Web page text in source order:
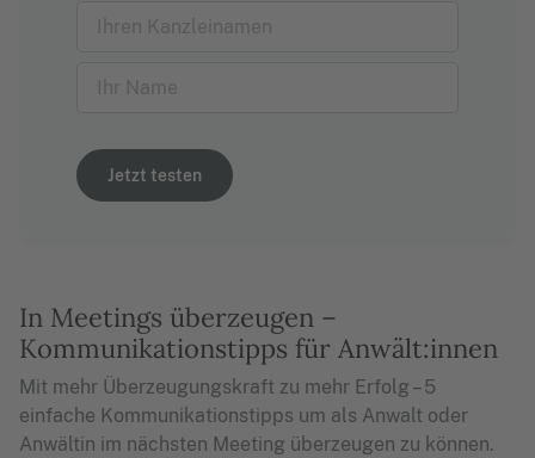
Jetzt testen
In Meetings überzeugen –
Kommunikationstipps für Anwält:innen
Mit mehr Überzeugungskraft zu mehr Erfolg – 5
einfache Kommunikationstipps um als Anwalt oder
Anwältin im nächsten Meeting überzeugen zu können.